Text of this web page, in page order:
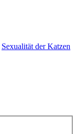
Sexualität der Katzen